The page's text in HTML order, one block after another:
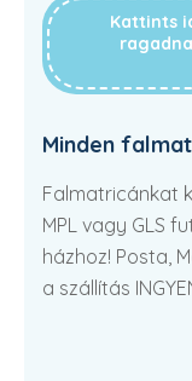
Kattints
Minden
Falmatricánkat
MPL vagy GLS
házhoz! Posta,
a szállítás